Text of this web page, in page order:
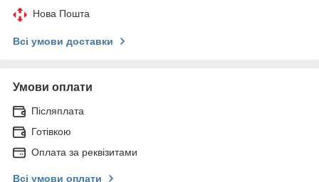
Нова Пошта
Всі умови доставки
Умови оплати
Післяплата
Готівкою
Оплата за реквізитами
Всі умови оплати